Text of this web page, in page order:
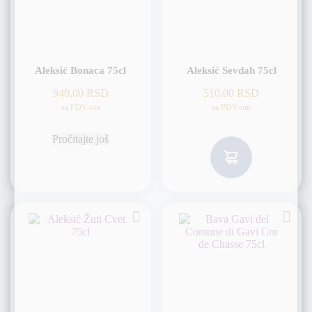
Aleksić Bonaca 75cl
940,00 RSD
sa PDV-om
Pročitajte još
Aleksić Sevdah 75cl
510,00 RSD
sa PDV-om